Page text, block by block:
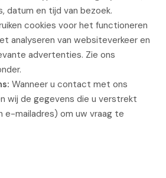
datum en tijd van bezoek.
cookies voor het functioneren
analyseren van websiteverkeer en
advertenties. Zie ons
Wanneer u contact met ons
wij de gegevens die u verstrekt
e-mailadres) om uw vraag te